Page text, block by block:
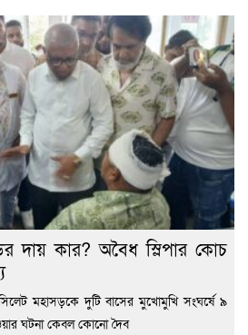
দায় কার? অবৈধ স্লিপার কোচ
মহাসড়কে দুটি বাসের মুখোমুখি সংঘর্ষে ৯
ঘটনা কেবল কোনো দৈব